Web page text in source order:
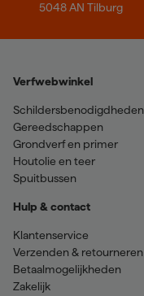
5048 AN Tilburg
Verfwebwinkel
Schildersbenodigdheden
Gereedschappen
Grondverf en primer
Houtolie en teer
Spuitbussen
Hulp & contact
Klantenservice
Verzenden & retourneren
Betaalmogelijkheden
Zakelijk